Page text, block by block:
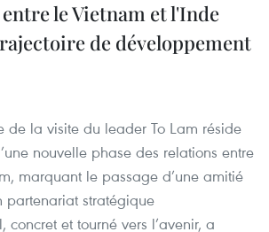
le Vietnam et l'Inde
de développement
de la visite du leader To Lam réside
nouvelle phase des relations entre
marquant le passage d’une amitié
partenariat stratégique
concret et tourné vers l’avenir, a